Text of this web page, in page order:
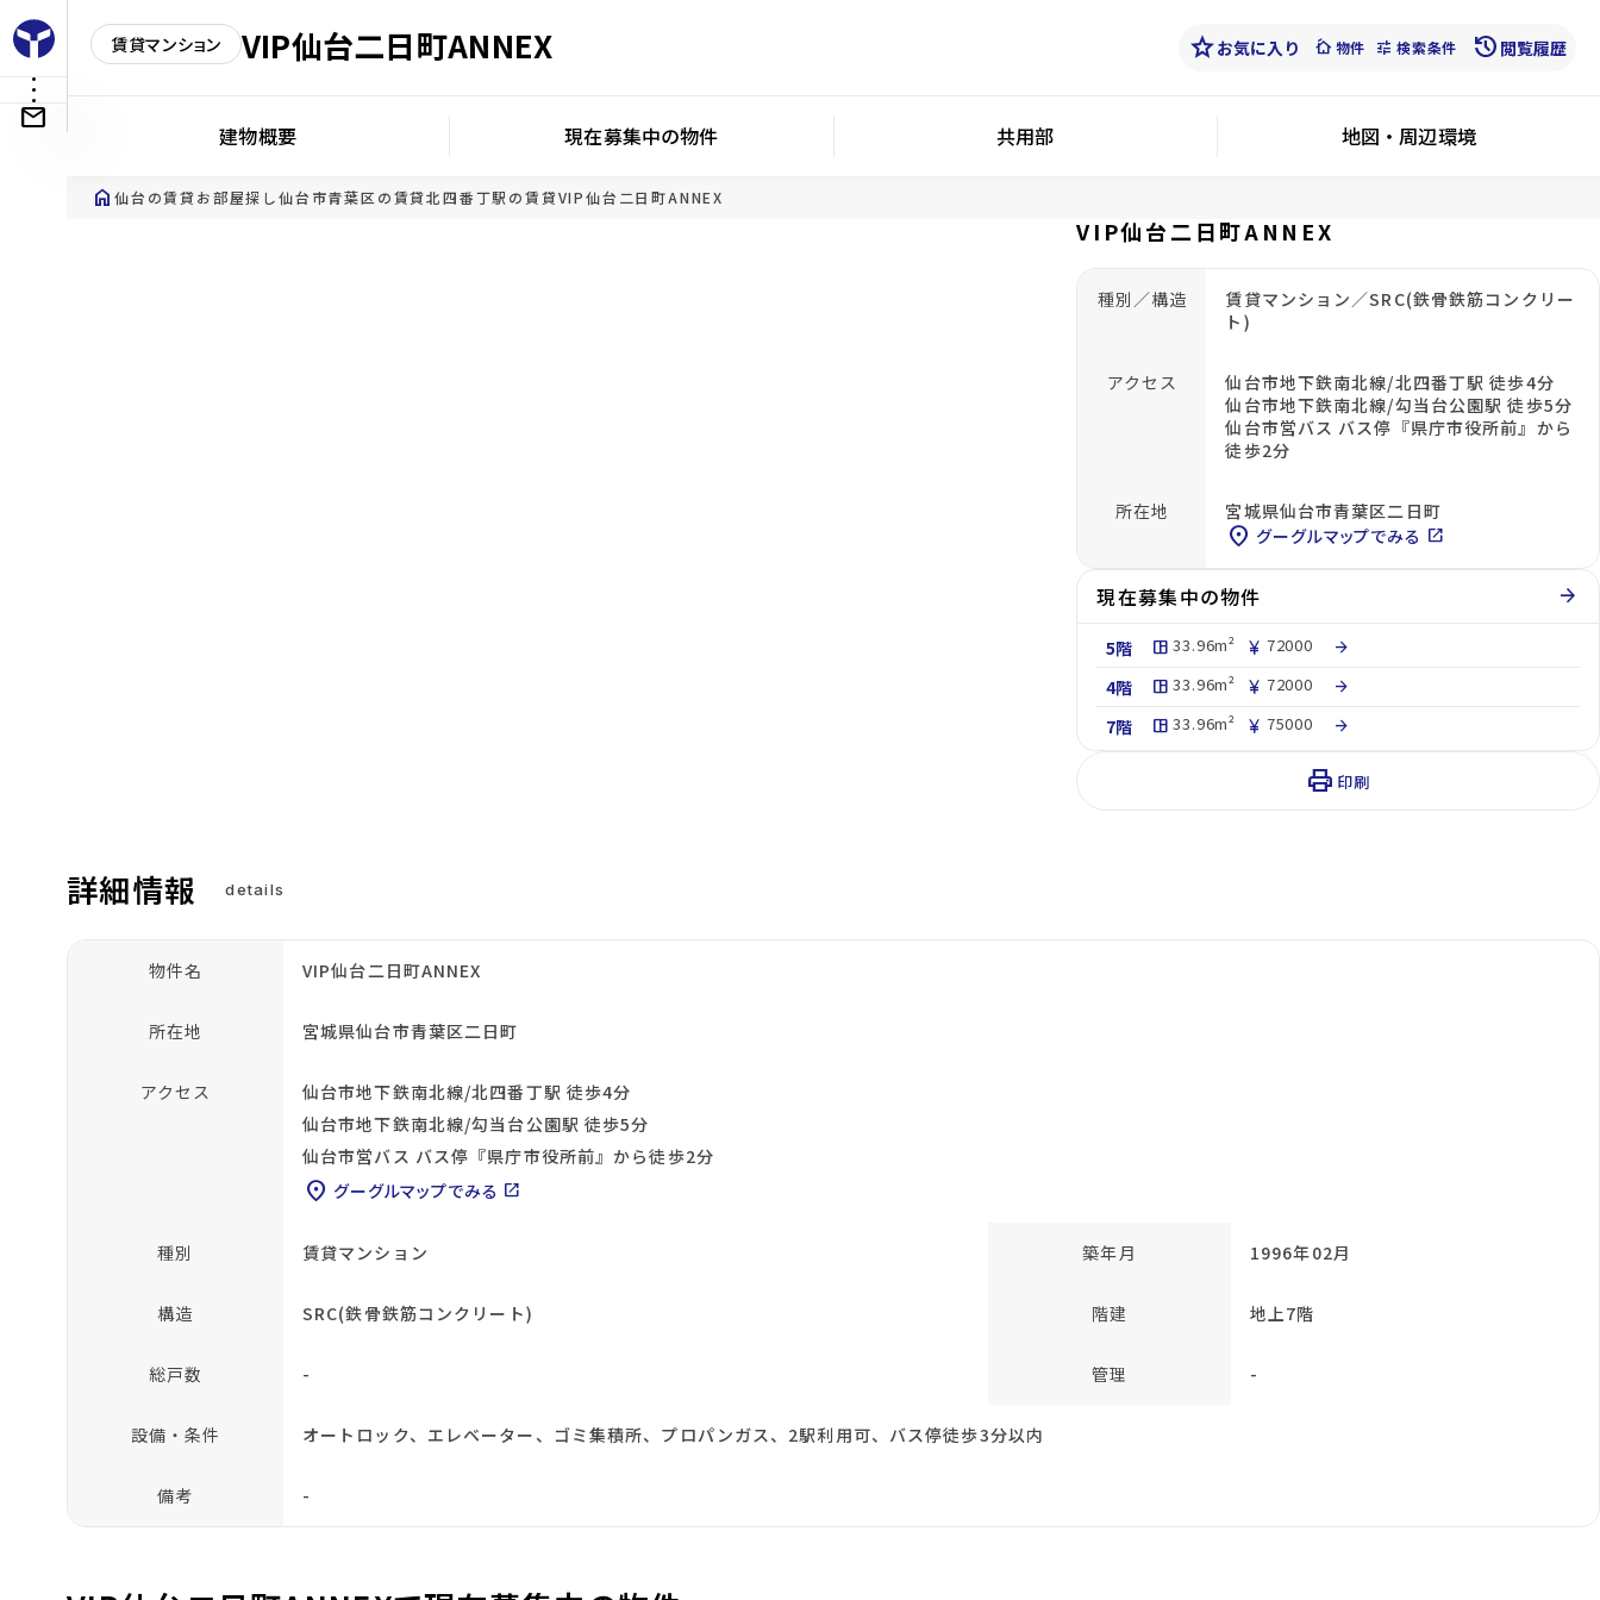
賃貸マンション VIP仙台二日町ANNEX starお気に入り cottage物件 tune 検索条件 history 閲覧履歴
建物概要 現在募集中の物件 共用部 地図・周辺環境
home 仙台の賃貸お部屋探し仙台市青葉区の賃貸北四番丁駅の賃貸VIP仙台二日町ANNEX
VIP仙台二日町ANNEX
種別／構造
賃貸マンション／SRC(鉄骨鉄筋コンクリー
ト)
アクセス
仙台市地下鉄南北線/北四番丁駅 徒歩4分
仙台市地下鉄南北線/勾当台公園駅 徒歩5分
仙台市営バス バス停『県庁市役所前』から
徒歩2分
所在地 宮城県仙台市青葉区二日町
location_on グーグルマップでみる open_in_new
現在募集中の物件 arrow_forward
5階 space_dashboard 33.96m² currency_yen 72000
arrow_forward
4階
space_dashboard 33.96m² currency_yen 72000
arrow_forward
7階
space_dashboard 33.96m² currency_yen 75000 arrow_forward
print 印刷
詳細情報 details
物件名 VIP仙台二日町ANNEX
所在地 宮城県仙台市青葉区二日町
アクセス
仙台市地下鉄南北線/北四番丁駅 徒歩4分
仙台市地下鉄南北線/勾当台公園駅 徒歩5分
仙台市営バス バス停『県庁市役所前』から徒歩2分
location_on グーグルマップでみる open_in_new
種別 賃貸マンション 築年月 1996年02月
構造 SRC(鉄骨鉄筋コンクリート) 階建 地上7階
総戸数 - 管理 -
設備・条件 オートロック、エレベーター、ゴミ集積所、プロパンガス、2駅利用可、バス停徒歩3分以内
備考 -